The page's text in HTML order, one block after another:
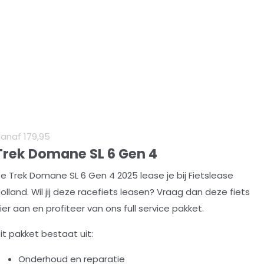
179,95
Domane SL 6 Gen 4
Trek Domane SL 6 Gen 4 2025 lease je bij Fietslease
Wil jij deze racefiets leasen? Vraag dan deze fiets
aan en profiteer van ons full service pakket.
pakket bestaat uit:
Onderhoud en reparatie